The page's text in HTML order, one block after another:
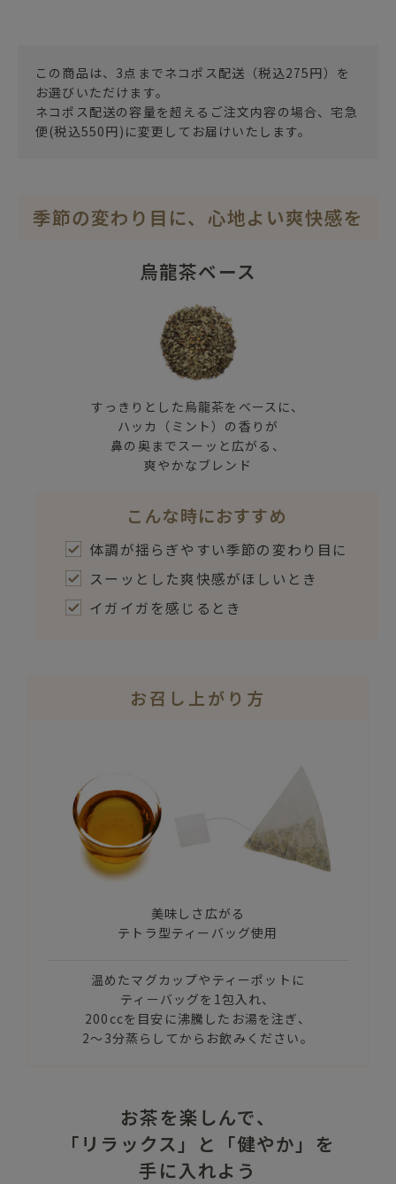
この商品は、3点までネコポス配送（税込275円）を
お選びいただけます。
ネコポス配送の容量を超えるご注文内容の場合、宅急
便(税込550円)に変更してお届けいたします。
季節の変わり目に、心地よい爽快感を
烏龍茶ベース
すっきりとした烏龍茶をベースに、
ハッカ（ミント）の香りが
鼻の奥までスーッと広がる、
爽やかなブレンド
こんな時におすすめ
体調が揺らぎやすい季節の変わり目に
スーッとした爽快感がほしいとき
イガイガを感じるとき
お召し上がり方
美味しさ広がる
テトラ型ティーバッグ使用
温めたマグカップやティーポットに
ティーバッグを1包入れ、
200ccを目安に沸騰したお湯を注ぎ、
2～3分蒸らしてからお飲みください。
お茶を楽しんで、
「リラックス」と「健やか」を
手に入れよう